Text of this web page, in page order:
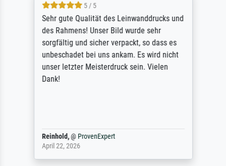
5 / 5
Sehr gute Qualität des Leinwanddrucks und
des Rahmens! Unser Bild wurde sehr
sorgfältig und sicher verpackt, so dass es
unbeschadet bei uns ankam. Es wird nicht
unser letzter Meisterdruck sein. Vielen
Dank!
Reinhold,@ ProvenExpert
April 22, 2026